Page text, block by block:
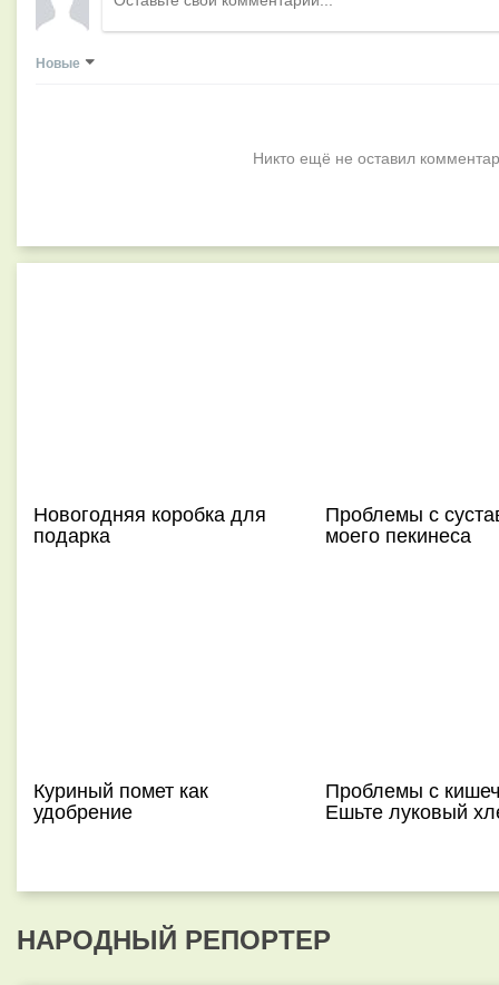
Новые
Никто ещё не оставил
Новогодняя коробка для
подарка
Проблемы с
моего пекинеса
Куриный помет как
удобрение
Проблемы с
Ешьте луковый
НАРОДНЫЙ РЕПОРТЕР